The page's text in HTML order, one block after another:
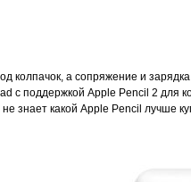
колпачок, а сопряжение и
с поддержкой Apple Pencil 2
знает какой Apple Pencil лучше